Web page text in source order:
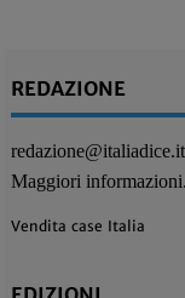
REDAZIONE
redazione@italiadice.it
Maggiori
Vendita case Italia